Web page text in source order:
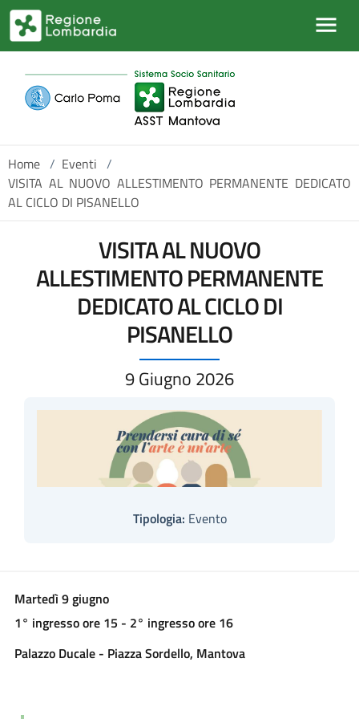
Salta al contenuto principale
Home / Eventi /
VISITA AL NUOVO ALLESTIMENTO PERMANENTE DEDICATO
AL CICLO DI PISANELLO
VISITA AL NUOVO
ALLESTIMENTO PERMANENTE
DEDICATO AL CICLO DI
PISANELLO
9 Giugno 2026
Tipologia: Evento
Martedì 9 giugno
1° ingresso ore 15 - 2° ingresso ore 16
Palazzo Ducale - Piazza Sordello, Mantova